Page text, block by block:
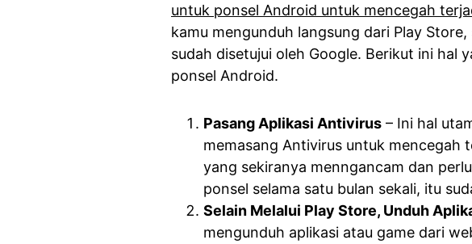
untuk ponsel Android untuk mencegah
kamu mengunduh langsung dari Play
sudah disetujui oleh Google. Berikut ini hal
ponsel Android.
Pasang Aplikasi Antivirus – Ini hal
memasang Antivirus untuk mencegah
yang sekiranya menngancam dan
ponsel selama satu bulan sekali, itu
Selain Melalui Play Store, Unduh
mengunduh aplikasi atau game dari